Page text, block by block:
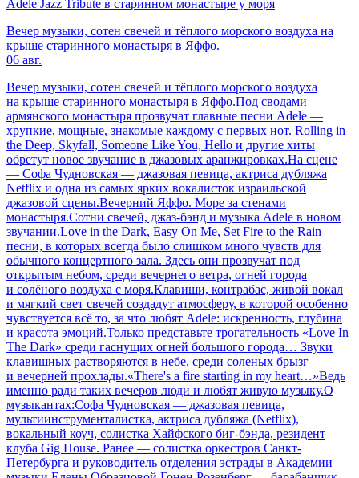
Adele Jazz Tribute в старинном монастыре у моря
Вечер музыки, сотен свечей и тёплого морского воздуха на
крыше старинного монастыря в Яффо.
06 авг.
Вечер музыки, сотен свечей и тёплого морского воздуха
на крыше старинного монастыря в Яффо.Под сводами
армянского монастыря прозвучат главные песни Adele —
хрупкие, мощные, знакомые каждому с первых нот. Rolling in
the Deep, Skyfall, Someone Like You, Hello и другие хиты
обретут новое звучание в джазовых аранжировках.На сцене
— Софа Чудновская — джазовая певица, актриса дубляжа
Netflix и одна из самых ярких вокалисток израильской
джазовой сцены.Вечерний Яффо. Море за стенами
монастыря.Сотни свечей, джаз-бэнд и музыка Adele в новом
звучании.Love in the Dark, Easy On Me, Set Fire to the Rain —
песни, в которых всегда было слишком много чувств для
обычного концертного зала. Здесь они прозвучат под
открытым небом, среди вечернего ветра, огней города
и солёного воздуха с моря.Клавиши, контрабас, живой вокал
и мягкий свет свечей создадут атмосферу, в которой особенно
чувствуется всё то, за что любят Adele: искренность, глубина
и красота эмоций.Только представьте трогательность «Love In
The Dark» среди гаснущих огней большого города… Звуки
клавишных растворяются в небе, среди соленых брызг
и вечерней прохлады.«There's a fire starting in my heart…»Ведь
именно ради таких вечеров люди и любят живую музыку.О
музыкантах:Софа Чудновская — джазовая певица,
мультиинструменталистка, актриса дубляжа (Netflix),
вокальный коуч, солистка Хайфского биг-бэнда, резидент
клуба Gig House. Ранее — солистка оркестров Санкт-
Петербурга и руководитель отделения эстрады в Академии